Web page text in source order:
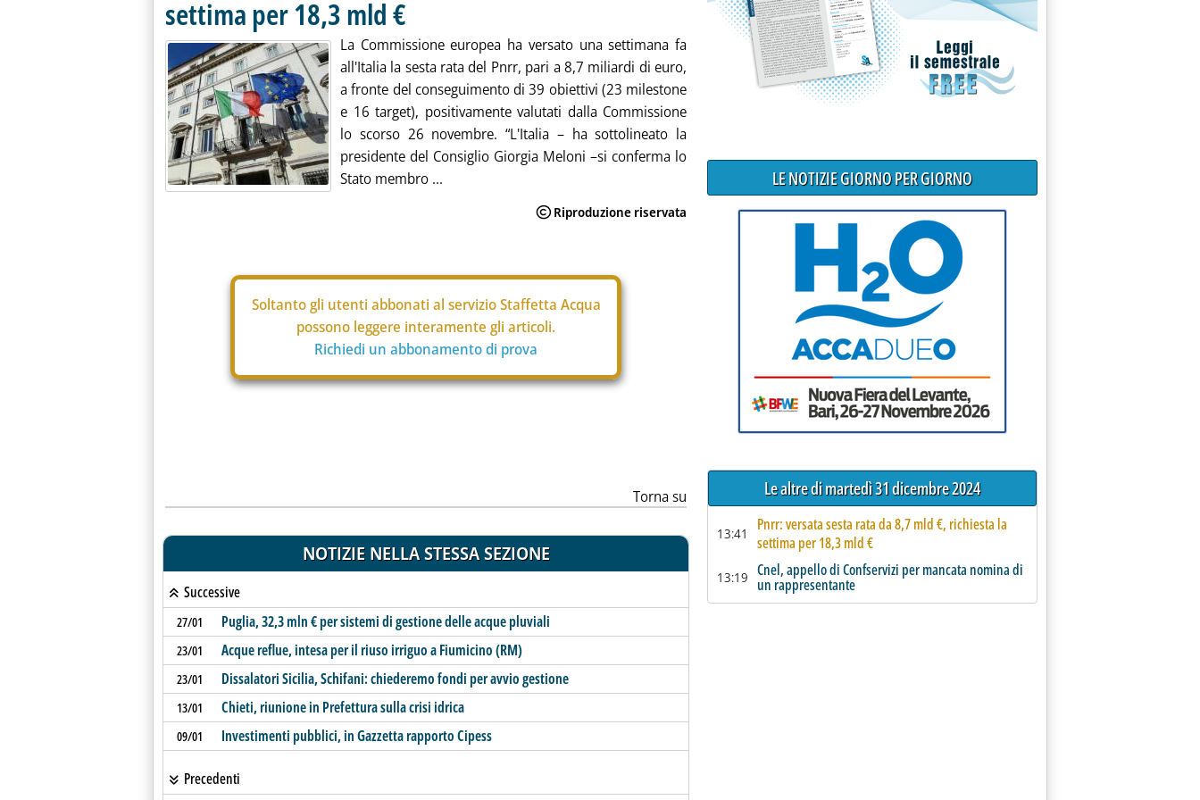
settima per 18,3 mld €
La Commissione europea ha versato una settimana fa
all'Italia la sesta rata del Pnrr, pari a 8,7 miliardi di euro,
a fronte del conseguimento di 39 obiettivi (23 milestone
e 16 target), positivamente valutati dalla Commissione
lo scorso 26 novembre. “L'Italia – ha sottolineato la
presidente del Consiglio Giorgia Meloni –si conferma lo
Stato membro ...
Soltanto gli utenti abbonati al servizio Staffetta Acqua
possono leggere interamente gli articoli.
Richiedi un abbonamento di prova
Torna su
NOTIZIE NELLA STESSA SEZIONE
Successive
27/01 Puglia, 32,3 mln € per sistemi di gestione delle acque pluviali
23/01 Acque reflue, intesa per il riuso irriguo a Fiumicino (RM)
23/01 Dissalatori Sicilia, Schifani: chiederemo fondi per avvio gestione
13/01 Chieti, riunione in Prefettura sulla crisi idrica
09/01 Investimenti pubblici, in Gazzetta rapporto Cipess
Precedenti
LE NOTIZIE GIORNO PER GIORNO
Le altre di martedì 31 dicembre 2024
13:41
Pnrr: versata sesta rata da 8,7 mld €, richiesta la
settima per 18,3 mld €
13:19 Cnel, appello di Confservizi per mancata nomina di
un rappresentante